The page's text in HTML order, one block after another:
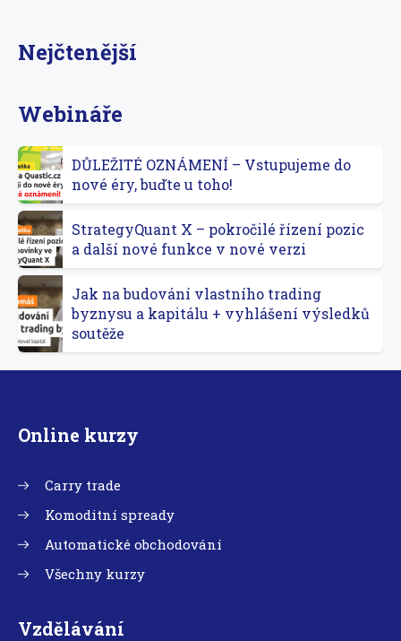
Nejčtenější
Webináře
DŮLEŽITÉ OZNÁMENÍ – Vstupujeme do
nové éry, buďte u toho!
StrategyQuant X – pokročilé řízení pozic
a další nové funkce v nové verzi
Jak na budování vlastního trading
byznysu a kapitálu + vyhlášení výsledků
soutěže
Online kurzy
Carry trade
Komoditní spready
Automatické obchodování
Všechny kurzy
Vzdělávání